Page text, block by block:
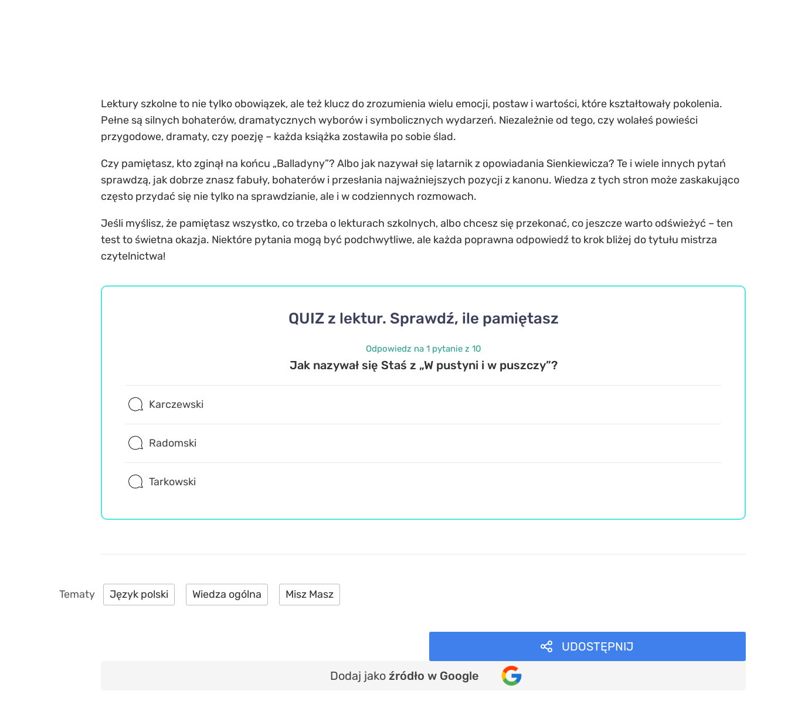
Lektury szkolne to nie tylko obowiązek, ale też klucz do zrozumienia wielu emocji, postaw i wartości, które kształtowały pokolenia.
Pełne są silnych bohaterów, dramatycznych wyborów i symbolicznych wydarzeń. Niezależnie od tego, czy wolałeś powieści
przygodowe, dramaty, czy poezję – każda książka zostawiła po sobie ślad.
Czy pamiętasz, kto zginął na końcu „Balladyny”? Albo jak nazywał się latarnik z opowiadania Sienkiewicza? Te i wiele innych pytań
sprawdzą, jak dobrze znasz fabuły, bohaterów i przesłania najważniejszych pozycji z kanonu. Wiedza z tych stron może zaskakująco
często przydać się nie tylko na sprawdzianie, ale i w codziennych rozmowach.
Jeśli myślisz, że pamiętasz wszystko, co trzeba o lekturach szkolnych, albo chcesz się przekonać, co jeszcze warto odświeżyć – ten
test to świetna okazja. Niektóre pytania mogą być podchwytliwe, ale każda poprawna odpowiedź to krok bliżej do tytułu mistrza
czytelnictwa!
QUIZ z lektur. Sprawdź, ile pamiętasz
Odpowiedz na 1 pytanie z 10
Jak nazywał się Staś z „W pustyni i w puszczy”?
Karczewski
Radomski
Tarkowski
Język polski Wiedza ogólna Misz Masz
UDOSTĘPNIJ
Dodaj jako źródło w Google